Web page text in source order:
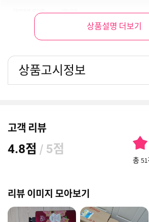
상품설명 더보기
상품고시정보
고객 리뷰
4.8점 / 5점
총
리뷰 이미지 모아보기